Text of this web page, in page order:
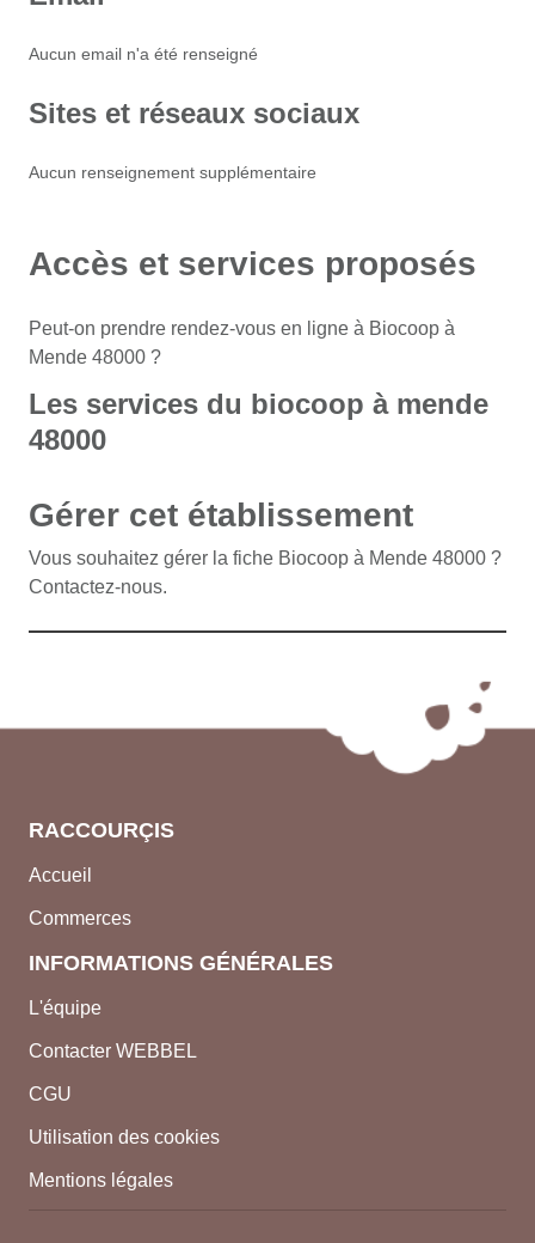
Aucun email n'a été renseigné
Sites et réseaux sociaux
Aucun renseignement supplémentaire
Accès et services proposés
Peut-on prendre rendez-vous en ligne à Biocoop à
Mende 48000 ?
Les services du biocoop à mende
48000
Gérer cet établissement
Vous souhaitez gérer la fiche Biocoop à Mende 48000 ?
Contactez-nous.
RACCOURÇIS
Accueil
Commerces
INFORMATIONS GÉNÉRALES
L'équipe
Contacter WEBBEL
CGU
Utilisation des cookies
Mentions légales